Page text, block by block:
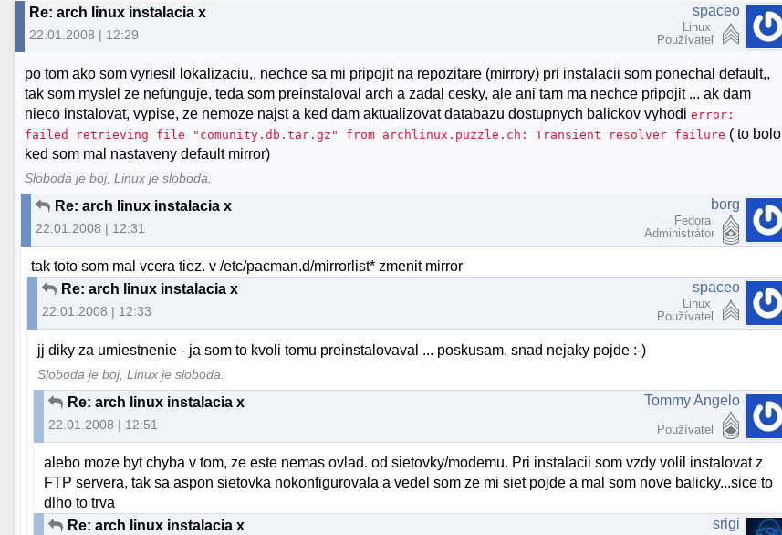
Re: arch linux instalacia x
22.01.2008 | 12:29
spaceo
Linux
Používateľ
po tom ako som vyriesil lokalizaciu,, nechce sa mi pripojit na repozitare (mirrory) pri instalacii som ponechal default,,
tak som myslel ze nefunguje, teda som preinstaloval arch a zadal cesky, ale ani tam ma nechce pripojit ... ak dam
nieco instalovat, vypise, ze nemoze najst a ked dam aktualizovat databazu dostupnych balickov vyhodierror:
failed retrieving file "comunity.db.tar.gz" from archlinux.puzzle.ch: Transient resolver failure ( to bolo
ked som mal nastaveny default mirror)
Sloboda je boj, Linux je sloboda.
Re: arch linux instalacia x
22.01.2008 | 12:31
borg
Fedora
Administrátor
tak toto som mal vcera tiez. v /etc/pacman.d/mirrorlist* zmenit mirror
Re: arch linux instalacia x
22.01.2008 | 12:33
spaceo
Linux
Používateľ
jj diky za umiestnenie - ja som to kvoli tomu preinstalovaval ... poskusam, snad nejaky pojde :-)
Sloboda je boj, Linux je sloboda.
Re: arch linux instalacia x
22.01.2008 | 12:51
Tommy Angelo
Používateľ
alebo moze byt chyba v tom, ze este nemas ovlad. od sietovky/modemu. Pri instalacii som vzdy volil instalovat z
FTP servera, tak sa aspon sietovka nokonfigurovala a vedel som ze mi siet pojde a mal som nove balicky...sice to
dlho to trva
Re: arch linux instalacia x
srigi